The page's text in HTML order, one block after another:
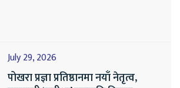
July 29, 2026
पोखरा प्रज्ञा प्रतिष्ठानमा नयाँ नेतृत्व,